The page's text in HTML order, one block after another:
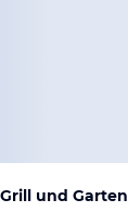
und Garten